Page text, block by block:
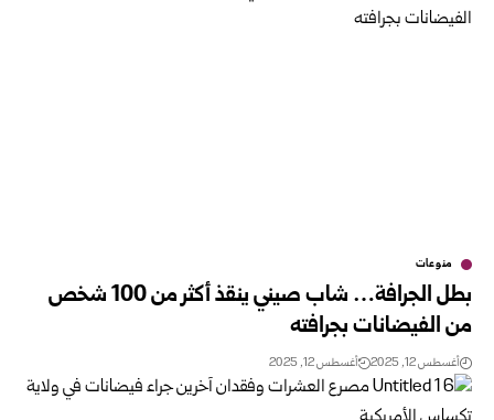
منوعات
بطل الجرافة… شاب صيني ينقذ أكثر من 100 شخص
من الفيضانات بجرافته
أغسطس 12, 2025 أغسطس 12, 2025